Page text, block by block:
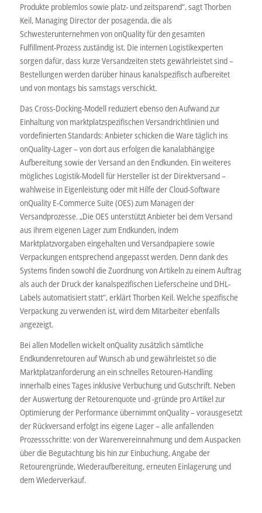
Produkte problemlos sowie platz- und zeitsparend“, sagt Thorben
Keil, Managing Director der posagenda, die als
Schwesterunternehmen von onQuality für den gesamten
Fulfillment-Prozess zuständig ist. Die internen Logistikexperten
sorgen dafür, dass kurze Versandzeiten stets gewährleistet sind –
Bestellungen werden darüber hinaus kanalspezifisch aufbereitet
und von montags bis samstags verschickt.
Das Cross-Docking-Modell reduziert ebenso den Aufwand zur
Einhaltung von marktplatzspezifischen Versandrichtlinien und
vordefinierten Standards: Anbieter schicken die Ware täglich ins
onQuality-Lager – von dort aus erfolgen die kanalabhängige
Aufbereitung sowie der Versand an den Endkunden. Ein weiteres
mögliches Logistik-Modell für Hersteller ist der Direktversand –
wahlweise in Eigenleistung oder mit Hilfe der Cloud-Software
onQuality E-Commerce Suite (OES) zum Managen der
Versandprozesse. „Die OES unterstützt Anbieter bei dem Versand
aus ihrem eigenen Lager zum Endkunden, indem
Marktplatzvorgaben eingehalten und Versandpapiere sowie
Verpackungen entsprechend angepasst werden. Denn dank des
Systems finden sowohl die Zuordnung von Artikeln zu einem Auftrag
als auch der Druck der kanalspezifischen Lieferscheine und DHL-
Labels automatisiert statt“, erklärt Thorben Keil. Welche spezifische
Verpackung zu verwenden ist, wird dem Mitarbeiter ebenfalls
angezeigt.
Bei allen Modellen wickelt onQuality zusätzlich sämtliche
Endkundenretouren auf Wunsch ab und gewährleistet so die
Marktplatzanforderung an ein schnelles Retouren-Handling
innerhalb eines Tages inklusive Verbuchung und Gutschrift. Neben
der Auswertung der Retourenquote und -gründe pro Artikel zur
Optimierung der Performance übernimmt onQuality – vorausgesetzt
der Rückversand erfolgt ins eigene Lager – alle anfallenden
Prozessschritte: von der Warenvereinnahmung und dem Auspacken
über die Begutachtung bis hin zur Einbuchung, Angabe der
Retourengründe, Wiederaufbereitung, erneuten Einlagerung und
dem Wiederverkauf.